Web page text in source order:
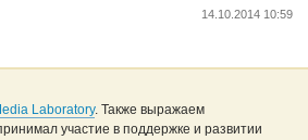
14.10.2014 10:59
Laboratory. Также выражаем
участие в поддержке и развитии